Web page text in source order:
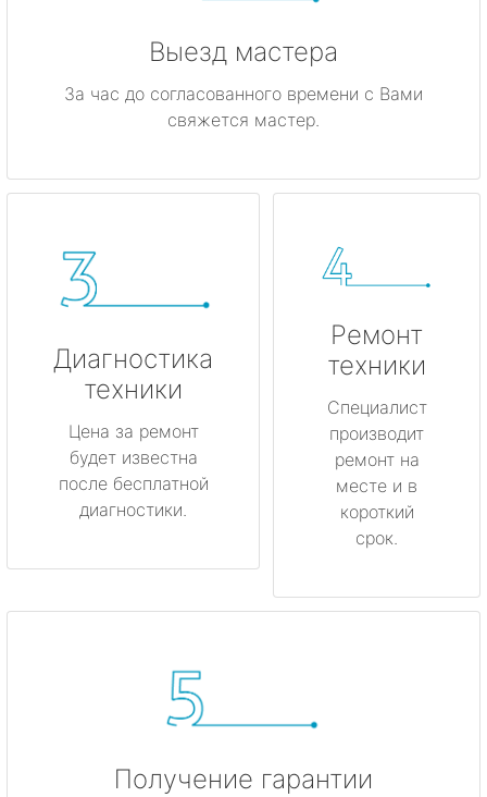
Выезд мастера
За час до согласованного времени с Вами
свяжется мастер.
Диагностика
техники
Цена за ремонт
будет известна
после бесплатной
диагностики.
Ремонт
техники
Специалист
производит
ремонт на
месте и в
короткий
срок.
Получение гарантии